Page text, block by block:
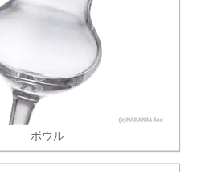
ボウル